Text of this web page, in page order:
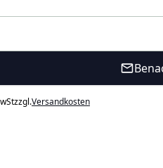
zzgl.Versandkosten